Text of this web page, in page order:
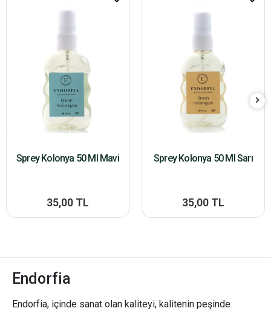
Sprey Kolonya 50 Ml Mavi
35,00 TL
Sprey Kolonya 50 Ml Sarı
35,00 TL
Endorfia
Endorfia, içinde sanat olan kaliteyi, kalitenin peşinde